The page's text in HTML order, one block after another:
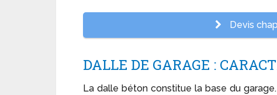
Devis
DALLE DE GARAGE :
La dalle béton constitue la base du